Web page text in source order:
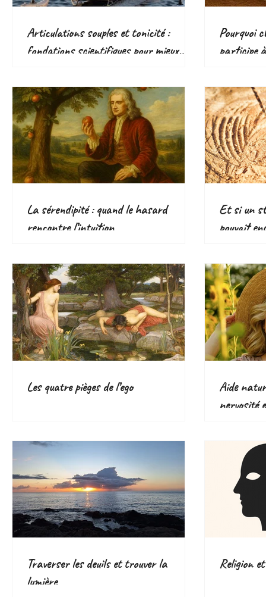
Articulations souples et tonicité :
fondations scientifiques pour mieux
Pourquoi
participe
écologique
La sérendipité : quand le hasard
rencontre l’intuition
Et si un
pouvait
Les quatre pièges de l’ego
Aide
nervosité
Traverser les deuils et trouver la
lumière
Religion